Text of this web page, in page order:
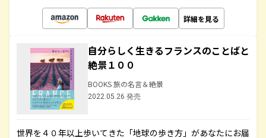
詳細を見る
自分らしく生きるフランスのことばと
絶景１００
BOOKS 旅の名言＆絶景
2022.05.26 発売
世界を４０年以上歩いてきた「地球の歩き方」があなたにお届